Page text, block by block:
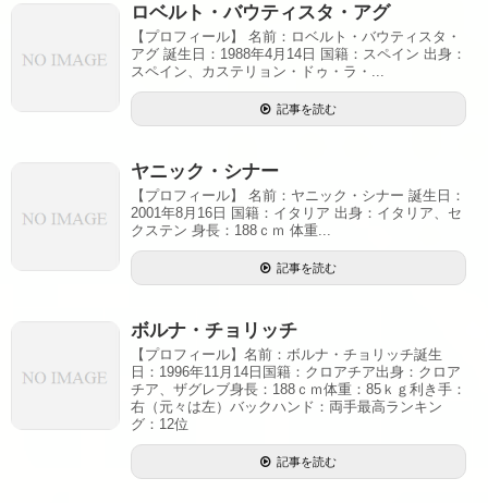
ロベルト・バウティスタ・アグ
【プロフィール】 名前：ロベルト・バウティスタ・
アグ 誕生日：1988年4月14日 国籍：スペイン 出身：
スペイン、カステリョン・ドゥ・ラ・...
記事を読む
ヤニック・シナー
【プロフィール】 名前：ヤニック・シナー 誕生日：
2001年8月16日 国籍：イタリア 出身：イタリア、セ
クステン 身長：188ｃｍ 体重...
記事を読む
ボルナ・チョリッチ
【プロフィール】名前：ボルナ・チョリッチ誕生
日：1996年11月14日国籍：クロアチア出身：クロア
チア、ザグレブ身長：188ｃｍ体重：85ｋｇ利き手：
右（元々は左）バックハンド：両手最高ランキン
グ：12位
記事を読む